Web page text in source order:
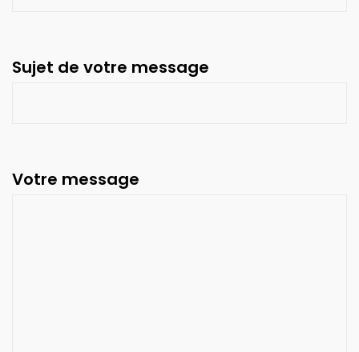
Sujet de votre message
Votre message